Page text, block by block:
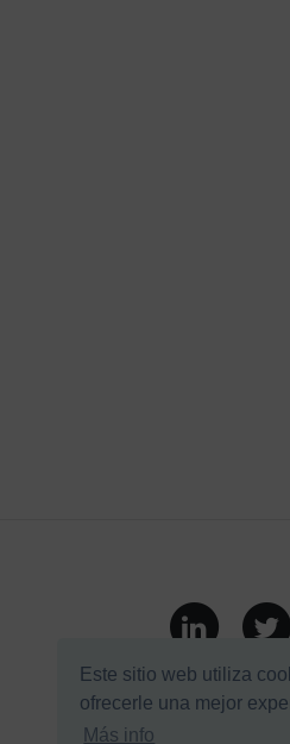
Este sitio web utiliza
ofrecerle una mejor
Más info
Mapa web
Copyright © Miguel